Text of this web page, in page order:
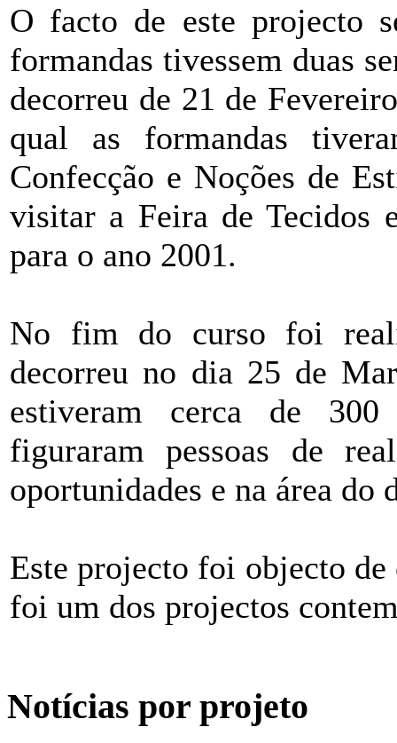
O facto de este projecto
formandas tivessem duas
decorreu de 21 de
qual as formandas
Confecção e Noções de
visitar a Feira de Tecidos
para o ano 2001.
No fim do curso foi
decorreu no dia 25 de
estiveram cerca de 300
figuraram pessoas de
oportunidades e na área do
Este projecto foi objecto de
foi um dos projectos
Notícias por projeto